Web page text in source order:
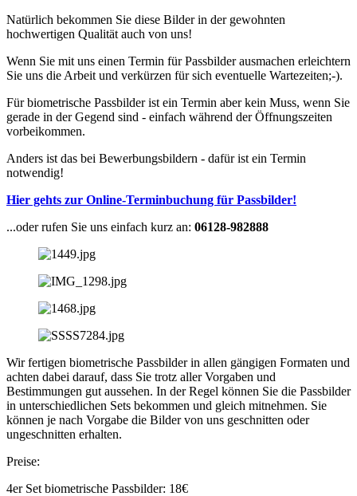
Natürlich bekommen Sie diese Bilder in der gewohnten
hochwertigen Qualität auch von uns!
Wenn Sie mit uns einen Termin für Passbilder ausmachen erleichtern
Sie uns die Arbeit und verkürzen für sich eventuelle Wartezeiten;-).
Für biometrische Passbilder ist ein Termin aber kein Muss, wenn Sie
gerade in der Gegend sind - einfach während der Öffnungszeiten
vorbeikommen.
Anders ist das bei Bewerbungsbildern - dafür ist ein Termin
notwendig!
Hier gehts zur Online-Terminbuchung für Passbilder!
...oder rufen Sie uns einfach kurz an: 06128-982888
Wir fertigen biometrische Passbilder in allen gängigen Formaten und
achten dabei darauf, dass Sie trotz aller Vorgaben und
Bestimmungen gut aussehen. In der Regel können Sie die Passbilder
in unterschiedlichen Sets bekommen und gleich mitnehmen. Sie
können je nach Vorgabe die Bilder von uns geschnitten oder
ungeschnitten erhalten.
Preise:
4er Set biometrische Passbilder: 18€